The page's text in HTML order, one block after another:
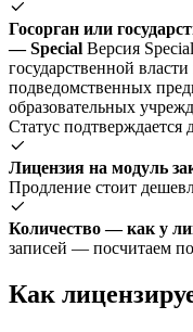
Госорган или
— Special Версия
государственной
подведомственных
образовательных
Статус подтверждается
Лицензия на модуль
Продление стоит
Количество — как у
записей — посчитаем
Как